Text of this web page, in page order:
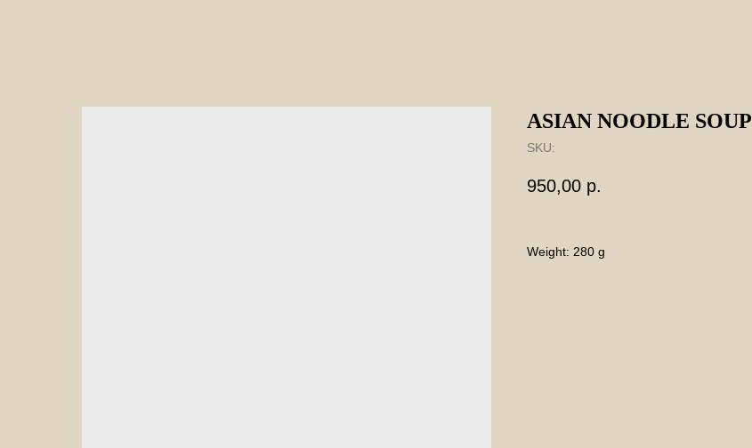
ASIAN NOODLE SOUP
SKU:
950,00 р.
Weight: 280 g